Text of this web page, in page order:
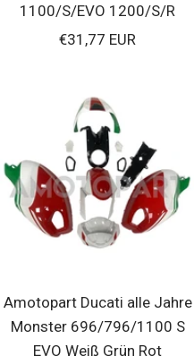
1100/S/EVO 1200/S/R
Verkaufspreis
€31,77 EUR
Amotopart Ducati alle Jahre
Monster 696/796/1100 S
EVO Weiß Grün Rot